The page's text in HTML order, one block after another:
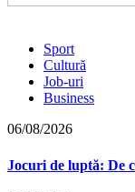
Sport
Cultură
Job-uri
Business
06/08/2026
Jocuri de luptă: De